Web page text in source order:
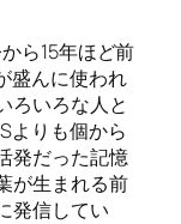
ら15年ほど前
盛んに使われ
ろいろな人と
よりも個から
発だった記憶
が生まれる前
発信してい